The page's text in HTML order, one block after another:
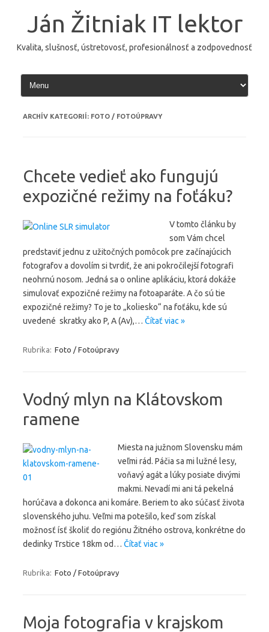
Ján Žitniak IT lektor
Kvalita, slušnosť, ústretovosť, profesionálnosť a zodpovednosť
ARCHÍV KATEGORIÍ: FOTO / FOTOÚPRAVY
Chcete vedieť ako fungujú
expozičné režimy na foťáku?
V tomto článku by
som Vám chcel
predstaviť jednu z užitočných pomôcok pre začínajúcich
fotografov a dovolím si tvrdiť, že ani pokročilejší fotografi
neohrnú nosom. Jedná sa o online aplikáciu, ktorá dokáže
simulovať expozičné režimy na fotoaparáte. A čo sú tie
expozičné režimy? To je to „koliesko“ na foťáku, kde sú
uvedené skratky ako P, A (Av),… Čítať viac »
Rubrika: Foto / Fotoúpravy
Vodný mlyn na Klátovskom
ramene
Miesta na južnom Slovensku mám
veľmi rád. Páčia sa mi lužné lesy,
voňavý agát a lúky posiate divými
makmi. Nevadí mi ani tá pekelná
horúčava a dokonca ani komáre. Beriem to ako súčasť života
slovenského juhu. Veľmi ma potešilo, keď som získal
možnosť ísť školiť do regiónu Žitného ostrova, konkrétne do
dedinky Trstice 18km od… Čítať viac »
Rubrika: Foto / Fotoúpravy
Moja fotografia v krajskom